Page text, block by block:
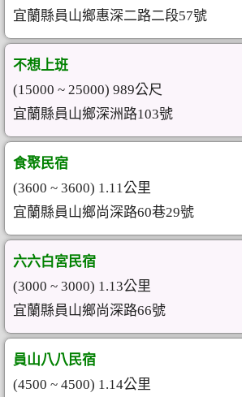
宜蘭縣員山鄉惠深二路二段57號
不想上班
(15000 ~ 25000) 989公尺
宜蘭縣員山鄉深洲路103號
食聚民宿
(3600 ~ 3600) 1.11公里
宜蘭縣員山鄉尚深路60巷29號
六六白宮民宿
(3000 ~ 3000) 1.13公里
宜蘭縣員山鄉尚深路66號
員山八八民宿
(4500 ~ 4500) 1.14公里